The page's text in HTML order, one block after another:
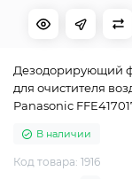
Дезодорирующий
для очистителя
Panasonic
В наличии
Код товара: 1916